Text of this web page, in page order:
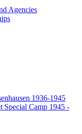
Agencies
1936-1945
Special Camp 1945 -